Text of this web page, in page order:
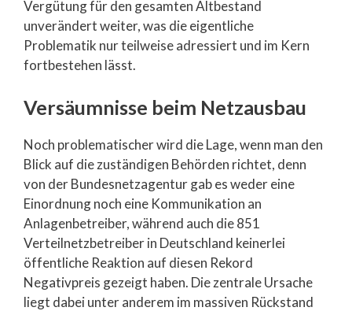
Vergütung für den gesamten Altbestand
unverändert weiter, was die eigentliche
Problematik nur teilweise adressiert und im Kern
fortbestehen lässt.
Versäumnisse beim Netzausbau
Noch problematischer wird die Lage, wenn man den
Blick auf die zuständigen Behörden richtet, denn
von der Bundesnetzagentur gab es weder eine
Einordnung noch eine Kommunikation an
Anlagenbetreiber, während auch die 851
Verteilnetzbetreiber in Deutschland keinerlei
öffentliche Reaktion auf diesen Rekord
Negativpreis gezeigt haben. Die zentrale Ursache
liegt dabei unter anderem im massiven Rückstand